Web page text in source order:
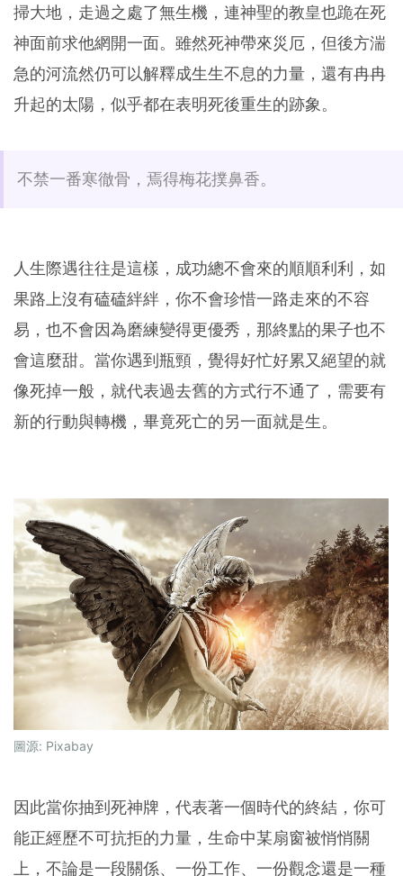
掃大地，走過之處了無生機，連神聖的教皇也跪在死
神面前求他網開一面。雖然死神帶來災厄，但後方湍
急的河流然仍可以解釋成生生不息的力量，還有冉冉
升起的太陽，似乎都在表明死後重生的跡象。
不禁一番寒徹骨，焉得梅花撲鼻香。
人生際遇往往是這樣，成功總不會來的順順利利，如
果路上沒有磕磕絆絆，你不會珍惜一路走來的不容
易，也不會因為磨練變得更優秀，那終點的果子也不
會這麼甜。當你遇到瓶頸，覺得好忙好累又絕望的就
像死掉一般，就代表過去舊的方式行不通了，需要有
新的行動與轉機，畢竟死亡的另一面就是生。
圖源: Pixabay
因此當你抽到死神牌，代表著一個時代的終結，你可
能正經歷不可抗拒的力量，生命中某扇窗被悄悄關
上，不論是一段關係、一份工作、一份觀念還是一種